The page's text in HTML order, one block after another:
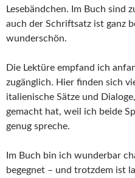
Lesebändchen. Im Buch sind
auch der Schriftsatz ist ganz
wunderschön.
Die Lektüre empfand ich
zugänglich. Hier finden sich
italienische Sätze und
gemacht hat, weil ich beide
genug spreche.
Im Buch bin ich wunderbar
begegnet – und trotzdem ist